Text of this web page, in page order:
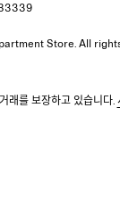
Store. All
래를 보장하고 있습니다.